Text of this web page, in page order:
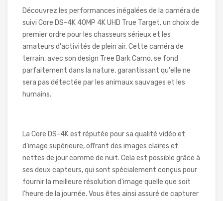
Découvrez les performances inégalées de la caméra de
suivi Core DS-4K 40MP 4K UHD True Target, un choix de
premier ordre pour les chasseurs sérieux et les
amateurs d'activités de plein air. Cette caméra de
terrain, avec son design Tree Bark Camo, se fond
parfaitement dans la nature, garantissant qu'elle ne
sera pas détectée par les animaux sauvages et les
humains.
La Core DS-4K est réputée pour sa qualité vidéo et
d'image supérieure, offrant des images claires et
nettes de jour comme de nuit. Cela est possible grâce à
ses deux capteurs, qui sont spécialement conçus pour
fournir la meilleure résolution d'image quelle que soit
l'heure de la journée. Vous êtes ainsi assuré de capturer